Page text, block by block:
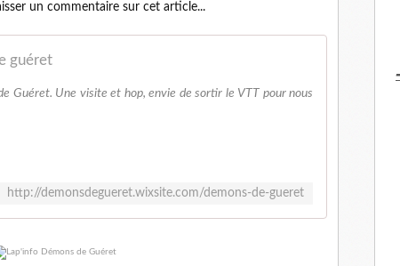
un commentaire sur cet article...
guéret
Guéret. Une visite et hop, envie de sortir le VTT pour nous
http://demonsdegueret.wixsite.com/demons-de-gueret